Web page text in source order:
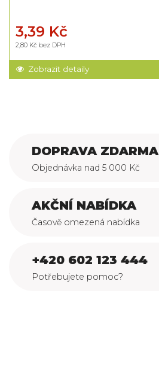
3,39 Kč
2,80 Kč bez DPH
Zobrazit detaily
DOPRAVA ZDARMA
Objednávka nad 5 000 Kč
AKČNÍ NABÍDKA
Časově omezená nabídka
+420 602 123 444
Potřebujete pomoc?